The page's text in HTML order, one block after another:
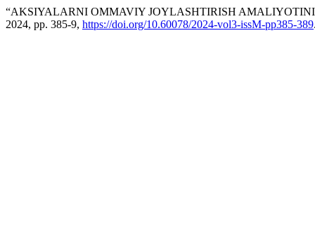
“AKSIYALARNI OMMAVIY JOYLASHTIRISH
2024, pp. 385-9, https://doi.org/10.60078/2024-vol3-issM-pp385-389